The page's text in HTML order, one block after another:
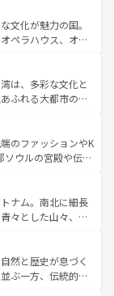
が融合した独特の
で異なる魅力を楽
感じることができ
。
地といえばオアフ
島やカウアイ島が
をはじめ、豊かな
てくれるハワイの
アンミュージッ
ハワイの魅力を彩
文化が魅力の国。
ペラハウス、オー
ル（エアーズロッ
ンズの熱帯雨林な
やワイン、オージ
サーフィンやダイ
きにはたまらな
に味わいつくそ
は、多彩な文化と
ふれる大都市の台
など、都市の喧騒
人に新しい発見と
台湾の食文化も魅
エティ豊かな料理
コンテンツ一覧を参
のファッションやK
ウルの宮殿や伝統
美を楽しむことが
ストリートフード
。夜には、韓国な
力を心ゆくまで味
韓国情報はコンテンツ一
ナム。南北に細長
々とした山々、世
の古い町並みやホ
、独特の雰囲気を
かさとおいしさで
然と歴史が息づく
ぶ一方、伝統的な